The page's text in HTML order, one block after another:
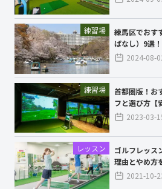
練習場
練馬区でおす
ぱなし）9選！
2024-08-
練習場
首都圏版！お
フと選び方【
2023-03-
レッスン
ゴルフレッス
理由とやめ方
2021-10-